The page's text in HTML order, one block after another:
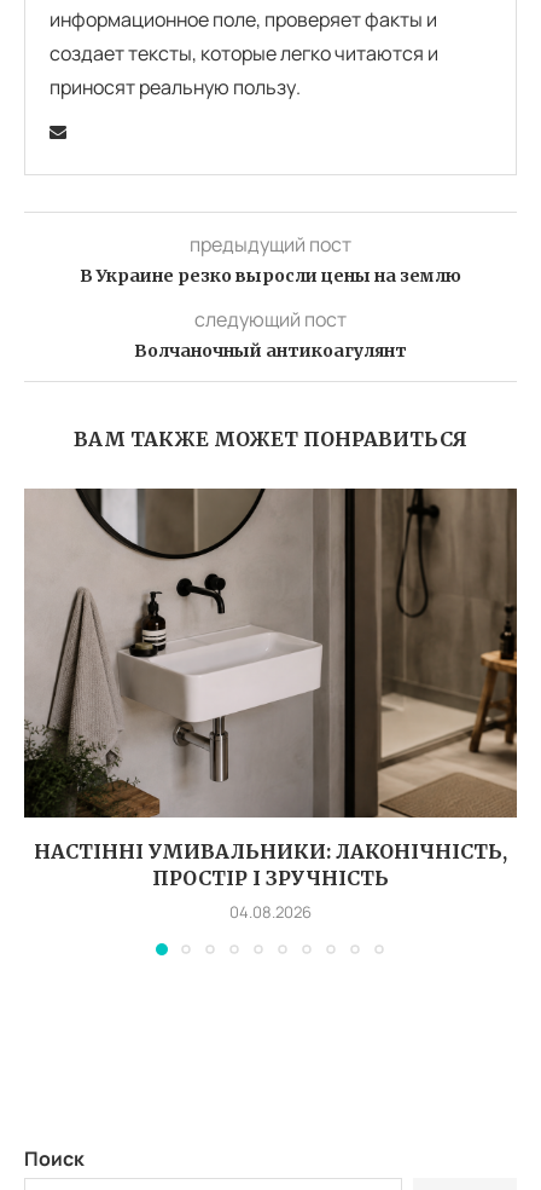
информационное поле, проверяет факты и
создает тексты, которые легко читаются и
приносят реальную пользу.
предыдущий пост
В Украине резко выросли цены на землю
следующий пост
Волчаночный антикоагулянт
ВАМ ТАКЖЕ МОЖЕТ ПОНРАВИТЬСЯ
НАСТІННІ УМИВАЛЬНИКИ: ЛАКОНІЧНІСТЬ,
ПРОСТІР І ЗРУЧНІСТЬ
04.08.2026
Поиск